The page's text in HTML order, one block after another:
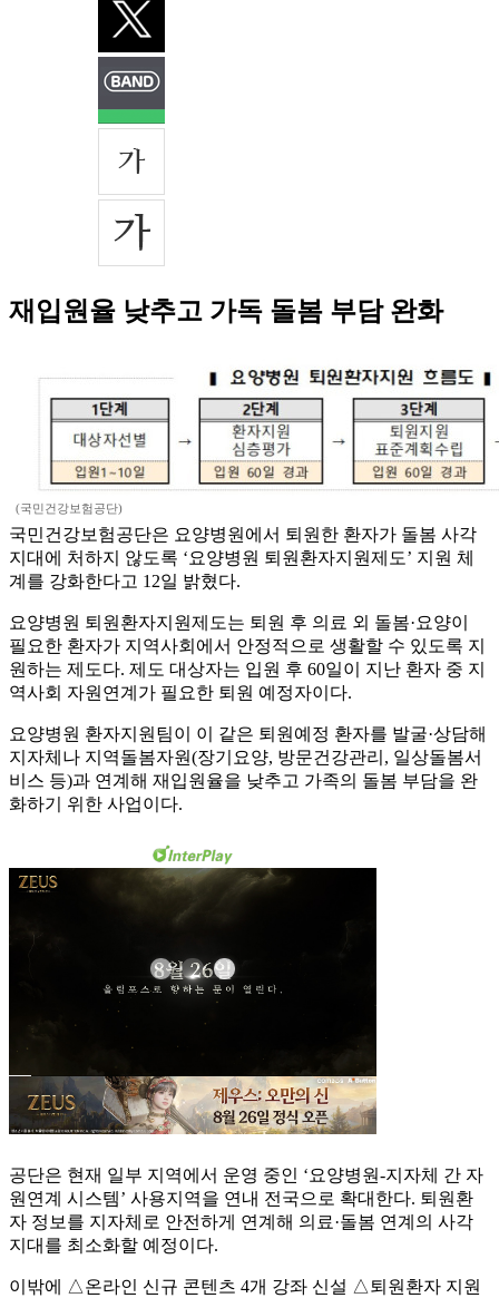
재입원율 낮추고 가독 돌봄 부담 완화
(국민건강보험공단)
국민건강보험공단은 요양병원에서 퇴원한 환자가 돌봄 사각
지대에 처하지 않도록 ‘요양병원 퇴원환자지원제도’ 지원 체
계를 강화한다고 12일 밝혔다.
요양병원 퇴원환자지원제도는 퇴원 후 의료 외 돌봄·요양이
필요한 환자가 지역사회에서 안정적으로 생활할 수 있도록 지
원하는 제도다. 제도 대상자는 입원 후 60일이 지난 환자 중 지
역사회 자원연계가 필요한 퇴원 예정자이다.
요양병원 환자지원팀이 이 같은 퇴원예정 환자를 발굴·상담해
지자체나 지역돌봄자원(장기요양, 방문건강관리, 일상돌봄서
비스 등)과 연계해 재입원율을 낮추고 가족의 돌봄 부담을 완
화하기 위한 사업이다.
공단은 현재 일부 지역에서 운영 중인 ‘요양병원-지자체 간 자
원연계 시스템’ 사용지역을 연내 전국으로 확대한다. 퇴원환
자 정보를 지자체로 안전하게 연계해 의료·돌봄 연계의 사각
지대를 최소화할 예정이다.
이밖에 △온라인 신규 콘텐츠 4개 강좌 신설 △퇴원환자 지원